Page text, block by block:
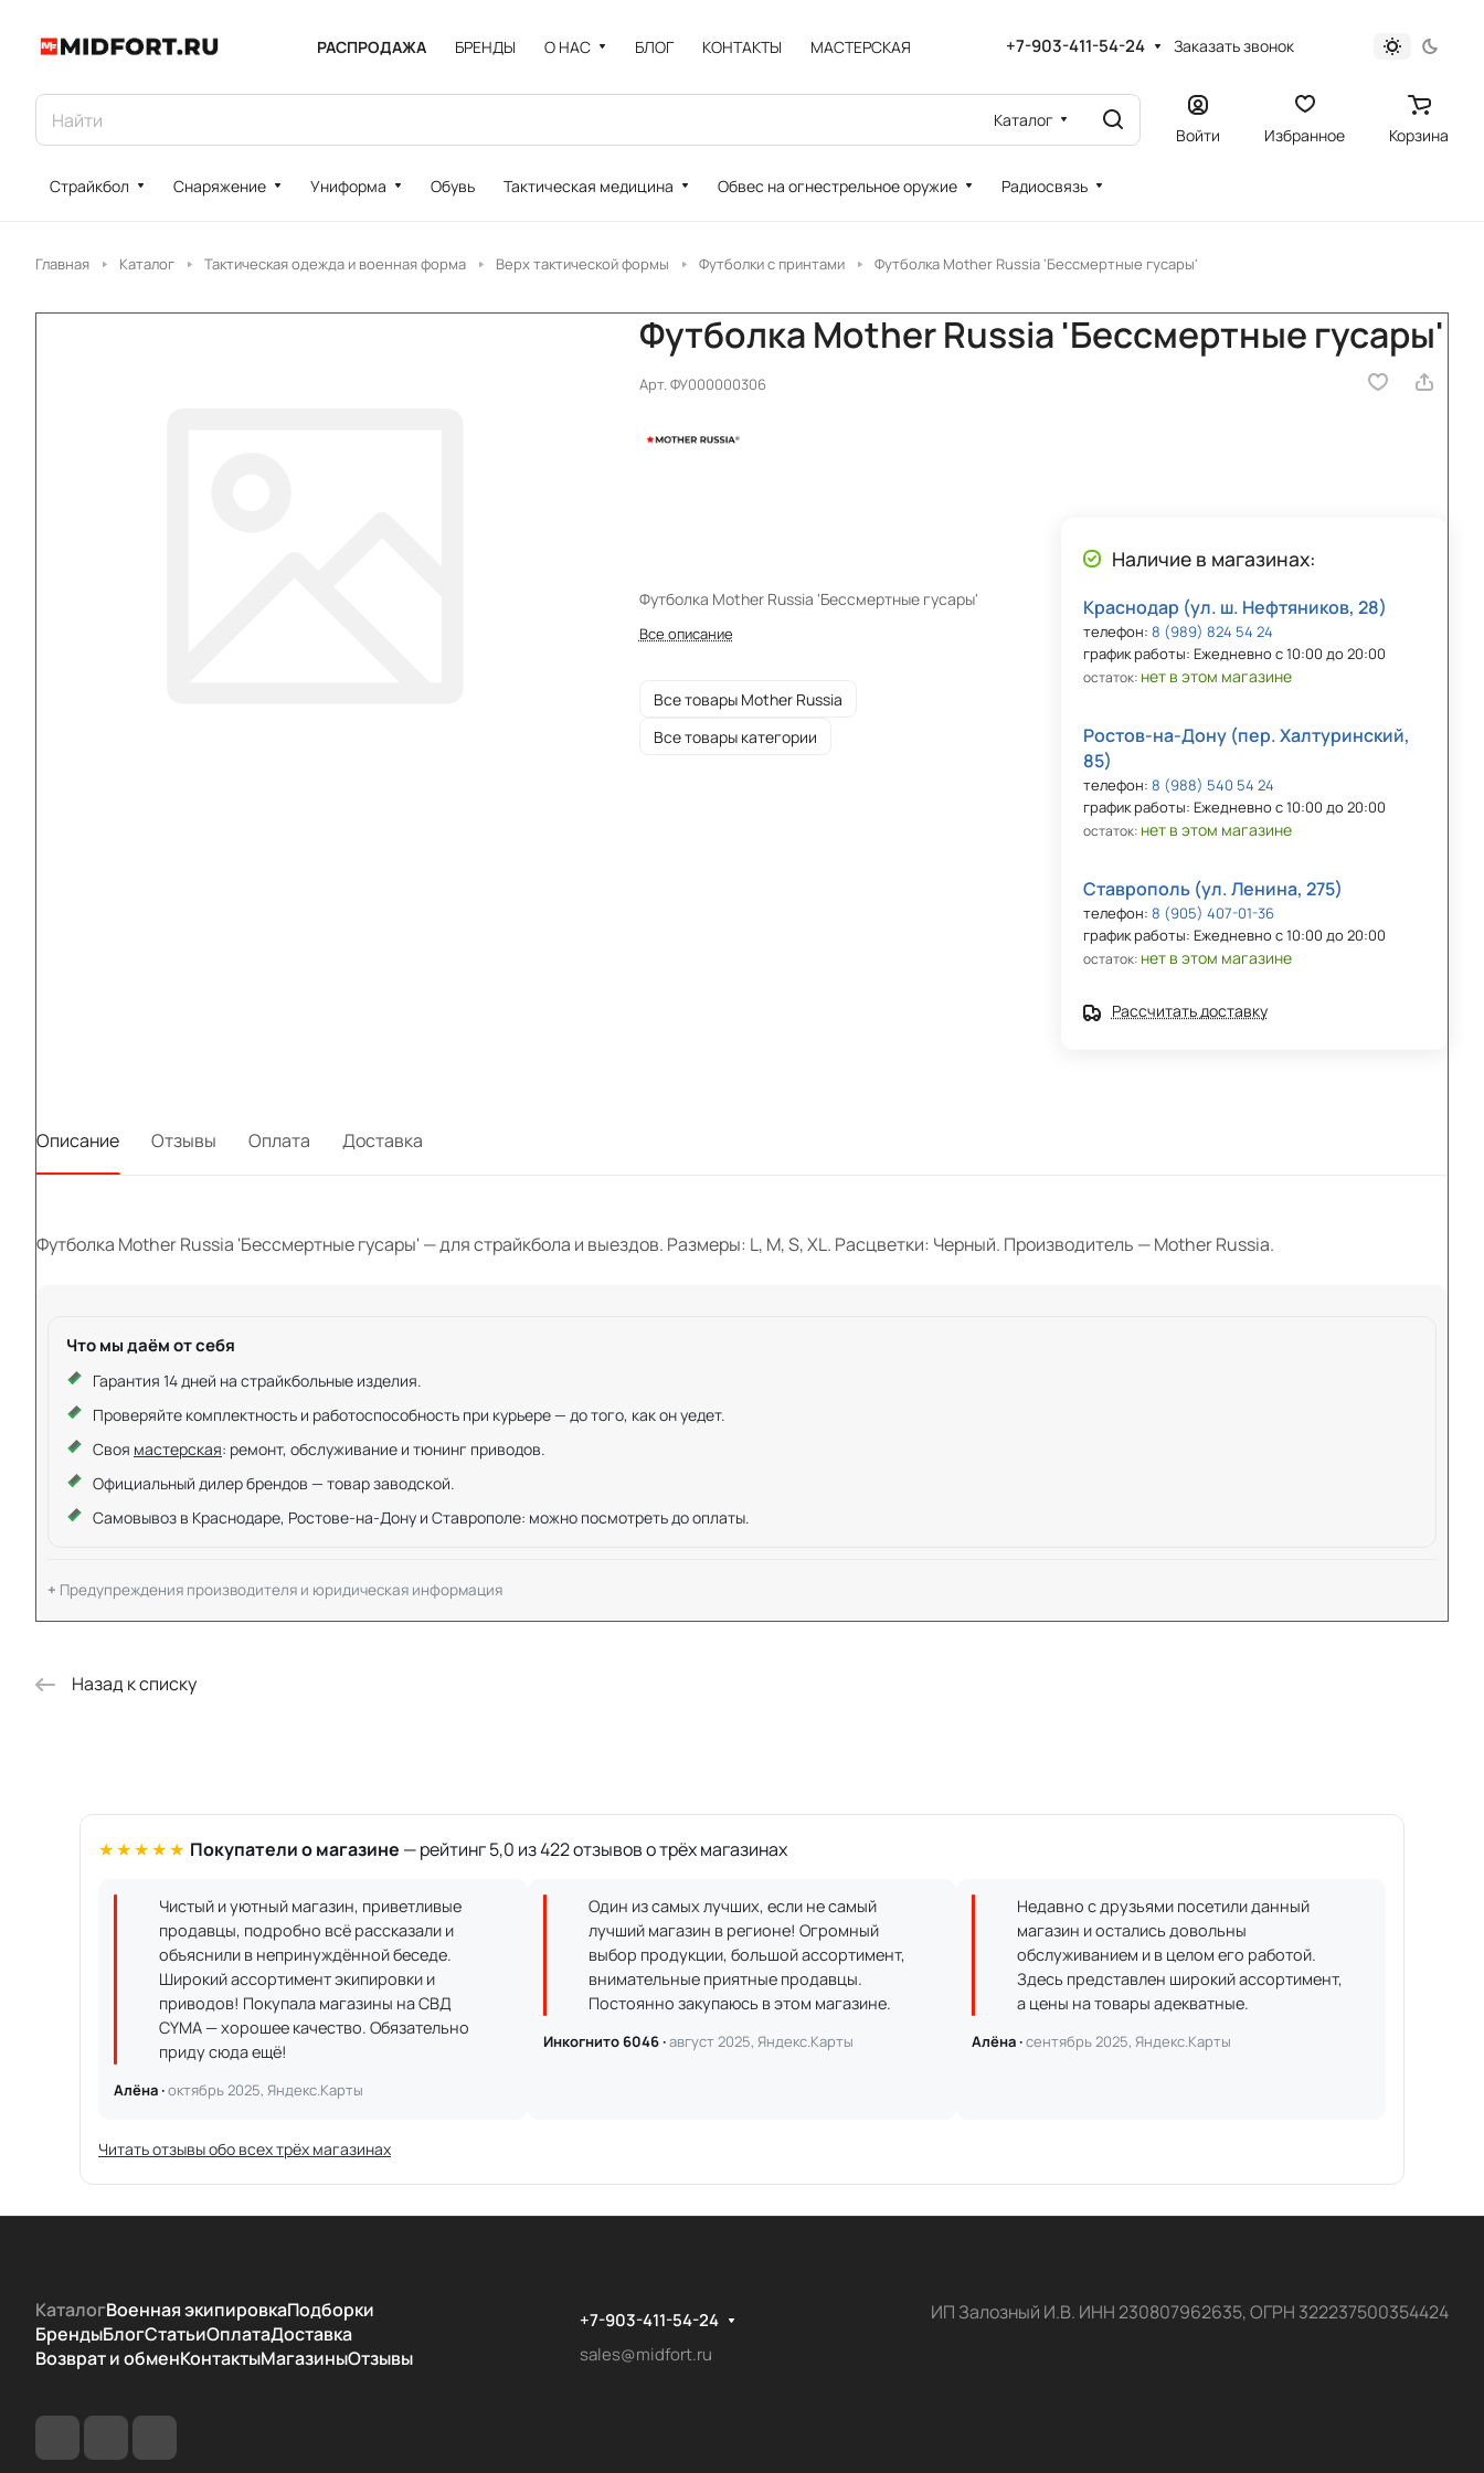
РАСПРОДАЖА БРЕНДЫ О НАС БЛОГ КОНТАКТЫ МАСТЕРСКАЯ +7-903-411-54-24 Заказать звонок
Каталог
Войти Избранное Корзина
Страйкбол Снаряжение Униформа Обувь Тактическая медицина Обвес на огнестрельное оружие Радиосвязь
Главная Каталог Тактическая одежда и военная форма Верх тактической формы Футболки с принтами Футболка Mother Russia 'Бессмертные гусары'
Футболка Mother Russia 'Бессмертные гусары'
Арт.ФУ000000306
Футболка Mother Russia 'Бессмертные гусары'
Все описание
Все товары Mother Russia
Все товары категории
Наличие в магазинах:
Краснодар (ул. ш. Нефтяников, 28)
телефон: 8 (989) 824 54 24
график работы: Ежедневно с 10:00 до 20:00
остаток: нет в этом магазине
Ростов-на-Дону (пер. Халтуринский,
85)
телефон: 8 (988) 540 54 24
график работы: Ежедневно с 10:00 до 20:00
остаток: нет в этом магазине
Ставрополь (ул. Ленина, 275)
телефон: 8 (905) 407-01-36
график работы: Ежедневно с 10:00 до 20:00
остаток: нет в этом магазине
Рассчитать доставку
Описание Отзывы Оплата Доставка
Футболка Mother Russia 'Бессмертные гусары' — для страйкбола и выездов. Размеры: L, M, S, XL. Расцветки: Черный. Производитель — Mother Russia.
Что мы даём от себя
Гарантия 14 дней на страйкбольные изделия.
Проверяйте комплектность и работоспособность при курьере — до того, как он уедет.
Своя мастерская: ремонт, обслуживание и тюнинг приводов.
Официальный дилер брендов — товар заводской.
Самовывоз в Краснодаре, Ростове-на-Дону и Ставрополе: можно посмотреть до оплаты.
Предупреждения производителя и юридическая информация
Назад к списку
★★★★★ Покупатели о магазине — рейтинг 5,0 из 422 отзывов о трёх магазинах
Чистый и уютный магазин, приветливые
продавцы, подробно всё рассказали и
объяснили в непринуждённой беседе.
Широкий ассортимент экипировки и
приводов! Покупала магазины на СВД
CYMA — хорошее качество. Обязательно
приду сюда ещё!
Алёна ·октябрь 2025, Яндекс.Карты
Один из самых лучших, если не самый
лучший магазин в регионе! Огромный
выбор продукции, большой ассортимент,
внимательные приятные продавцы.
Постоянно закупаюсь в этом магазине.
Инкогнито 6046 ·август 2025, Яндекс.Карты
Недавно с друзьями посетили данный
магазин и остались довольны
обслуживанием и в целом его работой.
Здесь представлен широкий ассортимент,
а цены на товары адекватные.
Алёна ·сентябрь 2025, Яндекс.Карты
Читать отзывы обо всех трёх магазинах
КаталогВоенная экипировкаПодборки
БрендыБлогСтатьиОплатаДоставка
Возврат и обменКонтактыМагазиныОтзывы
+7-903-411-54-24
sales@midfort.ru
ИП Залозный И.В. ИНН 230807962635, ОГРН 322237500354424